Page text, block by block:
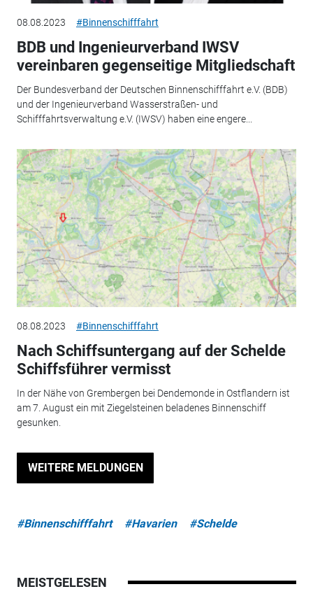
08.08.2023 #Binnenschifffahrt
BDB und Ingenieurverband IWSV
vereinbaren gegenseitige Mitgliedschaft
Der Bundesverband der Deutschen Binnenschifffahrt e.V. (BDB)
und der Ingenieurverband Wasserstraßen- und
Schifffahrtsverwaltung e.V. (IWSV) haben eine engere...
08.08.2023 #Binnenschifffahrt
Nach Schiffsuntergang auf der Schelde
Schiffsführer vermisst
In der Nähe von Grembergen bei Dendemonde in Ostflandern ist
am 7. August ein mit Ziegelsteinen beladenes Binnenschiff
gesunken.
WEITERE MELDUNGEN
#Binnenschifffahrt #Havarien #Schelde
MEISTGELESEN